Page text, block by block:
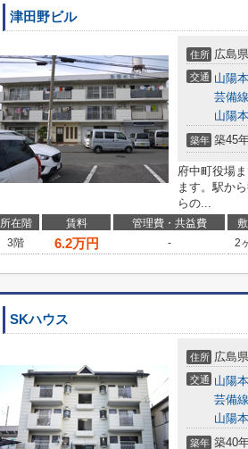
津田野ビル
住所 広島県
交通 山陽
芸備線
山陽
築年 築45
府中町役場
ます。駅か
らの...
所在階 賃料 管理費・共益費
3階
6.2万円 - 2
SKハウス
住所 広島県
交通 山陽
芸備線
山陽
築年 築40